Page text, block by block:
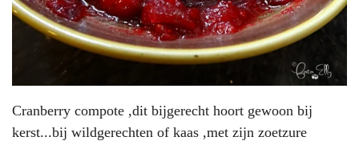
Cranberry compote ,dit bijgerecht hoort gewoon bij
kerst...bij wildgerechten of kaas ,met zijn zoetzure